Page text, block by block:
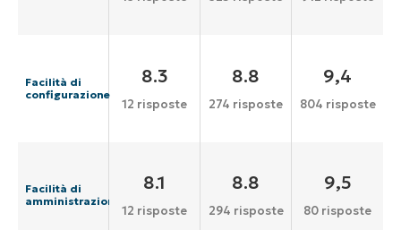
Facilità di
configurazione
8.3
12 risposte
8.8
274 risposte
9,4
804 risposte
Facilità di
amministrazione
8.1
12 risposte
8.8
294 risposte
9,5
80 risposte